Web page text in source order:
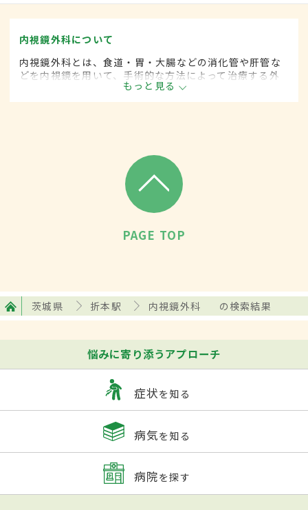
内視鏡外科について
内視鏡外科とは、食道・胃・大腸などの消化管や肝管な
どを内視鏡を用いて、手術的な方法によって治療する外
科の一領域です。胃がん、大腸がん、肺がん、甲状腺が
ん、肝臓がんなどさまざまな領域に広がってきていま
もっと見る
PAGE TOP
茨城県 折本駅 内視鏡外科 の検索結果
悩みに寄り添うアプローチ
症状を知る
病気を知る
病院を探す